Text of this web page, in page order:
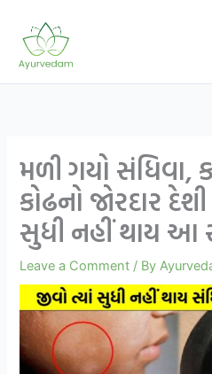
content
મળી ગયો સંધિવા,
કોઢનો જોરદાર
સુધી નહીં થાય આ
Leave a Comment / By